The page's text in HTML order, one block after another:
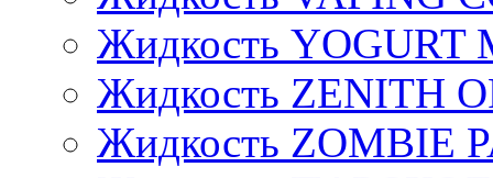
Жидкость YOGURT
Жидкость ZENITH
Жидкость ZOMBIE